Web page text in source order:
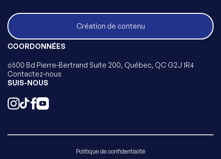
Création de contenu
COORDONNÉES
6500 Bd Pierre-Bertrand Suite 200, Québec, QC G2J 1R4
Contactez-nous
SUIS-NOUS
Politique de confidentialité